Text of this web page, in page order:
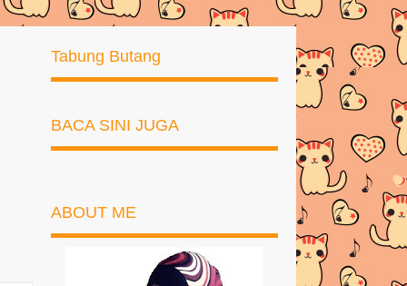
Tabung Butang
BACA SINI JUGA
ABOUT ME